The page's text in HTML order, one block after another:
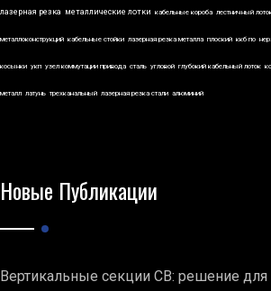
лазерная резка металлические лотки кабельные короба лестничный
металлоконструкций кабельные стойки лазерная резка металла плоский ккб по
косынки укп узел коммутации привода сталь угловой глубокий кабельный лоток
металл латунь трехканальный лазерная резка стали алюминий
Новые Публикации
Вертикальные секции СВ: решение